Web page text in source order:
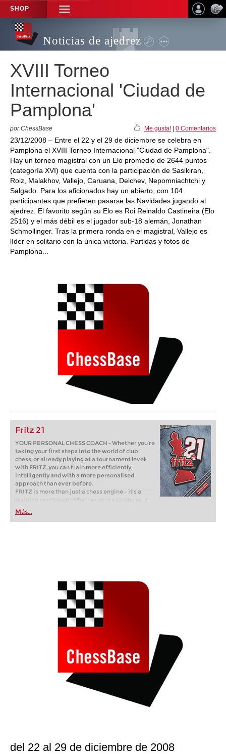
SHOP
TOGGLE
NAVIGATION
Noticias de ajedrez
XVIII Torneo
Internacional 'Ciudad de
Pamplona'
por ChessBase Me gusta! 0 Comentarios
23/12/2008 – Entre el 22 y el 29 de diciembre se celebra en
Pamplona el XVIII Torneo Internacional "Ciudad de Pamplona".
Hay un torneo magistral con un Elo promedio de 2644 puntos
(categoría XVI) que cuenta con la participación de Sasikiran,
Roiz, Malakhov, Vallejo, Caruana, Delchev, Nepomniachtchi y
Salgado. Para los aficionados hay un abierto, con 104
participantes que prefieren pasarse las Navidades jugando al
ajedrez. El favorito según su Elo es Roi Reinaldo Castineira (Elo
2516) y el más débil es el jugador sub-18 alemán, Jonathan
Schmollinger. Tras la primera ronda en el magistral, Vallejo es
líder en solitario con la única victoria. Partidas y fotos de
Pamplona...
Fritz 21
YOUR PERSONAL CHESS COACH - Whether you’re
taking your first steps into the world of club
chess, or already playing at a tournament level:
with FRITZ, you can train more efficiently,
intelligently and with a more personalised
approach than ever before.
FRITZ is more than just a chess engine – it’s a
training revolution! Whether you’re taking your
first steps into the world of club chess, or already
playing at a tournament level: with FRITZ, you can
train more efficiently, intelligently and with a
Más...
del 22 al 29 de diciembre de 2008